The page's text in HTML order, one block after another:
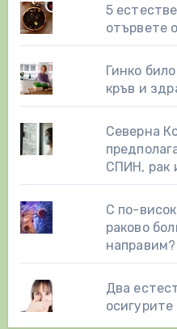
5
отървете
Гинко
кръв и
Северна
СПИН, рак
С по-
раково
направим?
Два